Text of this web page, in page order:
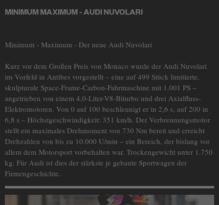
MINIMUM MAXIMUM - AUDI NUVOLARI
Minimum - Maximum - Der neue Audi Nuvolari
Kurz vor dem Großen Preis von Monaco wurde der Audi Nuvolari
im Vorfeld in Antibes vorgestellt – eine auf 499 Stück limitierte,
skulpturale Space-Frame-Carbon-Fahrmaschine mit 1.001 PS –
angetrieben von einem 4,0-Liter-V8-Biturbo und drei Axialfluss-
Elektromotoren. Von 0 auf 100 beschleunigt er in 2,6 s, auf 200 in
6,8 s – Höchstgeschwindigkeit: 351 km/h. Der Verbrennungsmotor
stellt ein maximales Drehmoment von 730 Nm bereit und erreicht
Drehzahlen von bis zu 10.000 U/min – ein Bereich, der bislang vor
allem dem Motorsport vorbehalten war. Trockengewicht unter 1.750
kg. Für Audi ist dies der stärkste je gebaute Sportwagen der
Firmengeschichte.